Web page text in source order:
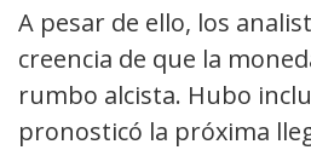
A pesar de ello, los
creencia de que la
rumbo alcista. Hubo
pronosticó la próxima